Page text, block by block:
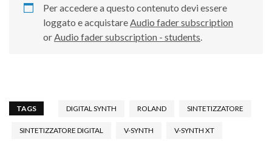
Per accedere a questo contenuto devi essere
loggato e acquistare Audio fader subscription
or Audio fader subscription - students
TAGS DIGITAL SYNTH ROLAND SINTETIZZATORE
SINTETIZZATORE DIGITAL V-SYNTH V-SYNTH XT